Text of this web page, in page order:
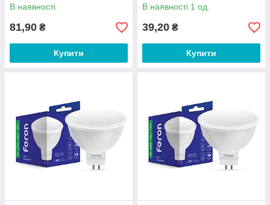
В наявності
81,90 ₴
Купити
В наявності 1 од.
39,20 ₴
Купити